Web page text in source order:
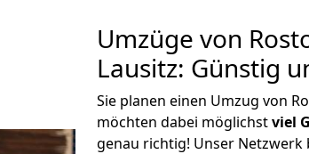
Umzüge von
Lausitz: Günstig
Sie planen einen Umzug von
möchten dabei möglichstviel
genau richtig! Unser Netzwerk